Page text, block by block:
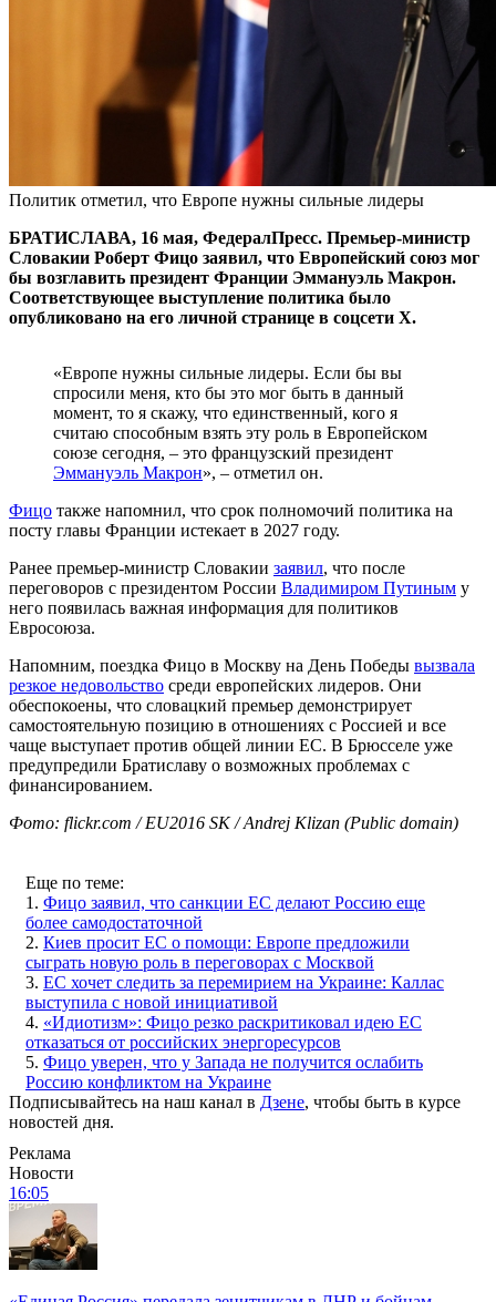
Политик отметил, что Европе нужны сильные лидеры
БРАТИСЛАВА, 16 мая, ФедералПресс. Премьер-министр
Словакии Роберт Фицо заявил, что Европейский союз мог
бы возглавить президент Франции Эммануэль Макрон.
Соответствующее выступление политика было
опубликовано на его личной странице в соцсети Х.
«Европе нужны сильные лидеры. Если бы вы
спросили меня, кто бы это мог быть в данный
момент, то я скажу, что единственный, кого я
считаю способным взять эту роль в Европейском
союзе сегодня, – это французский президент
Эммануэль Макрон», – отметил он.
Фицо также напомнил, что срок полномочий политика на
посту главы Франции истекает в 2027 году.
Ранее премьер-министр Словакии заявил, что после
переговоров с президентом России Владимиром Путиным у
него появилась важная информация для политиков
Евросоюза.
Напомним, поездка Фицо в Москву на День Победы вызвала
резкое недовольство среди европейских лидеров. Они
обеспокоены, что словацкий премьер демонстрирует
самостоятельную позицию в отношениях с Россией и все
чаще выступает против общей линии ЕС. В Брюсселе уже
предупредили Братиславу о возможных проблемах с
финансированием.
Фото: flickr.com / EU2016 SK / Andrej Klizan (Public domain)
Еще по теме:
1. Фицо заявил, что санкции ЕС делают Россию еще
более самодостаточной
2. Киев просит ЕС о помощи: Европе предложили
сыграть новую роль в переговорах с Москвой
3. ЕС хочет следить за перемирием на Украине: Каллас
выступила с новой инициативой
4. «Идиотизм»: Фицо резко раскритиковал идею ЕС
отказаться от российских энергоресурсов
5. Фицо уверен, что у Запада не получится ослабить
Россию конфликтом на Украине
Подписывайтесь на наш канал в Дзене, чтобы быть в курсе
новостей дня.
Реклама
Новости
16:05